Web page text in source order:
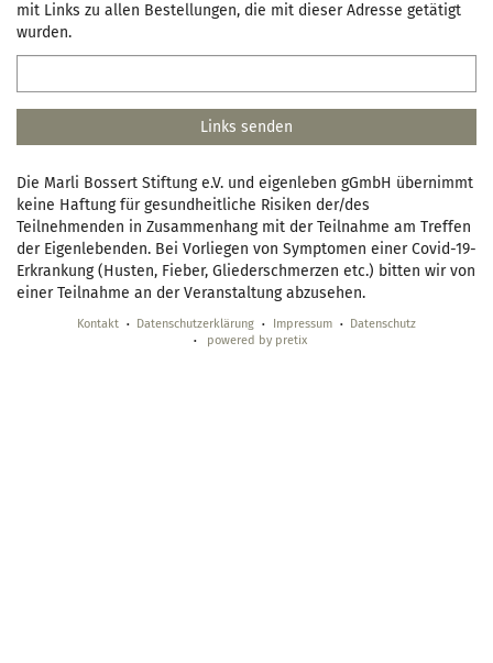
mit Links zu allen Bestellungen, die mit dieser Adresse getätigt
wurden.
Links senden
Die Marli Bossert Stiftung e.V. und eigenleben gGmbH übernimmt
keine Haftung für gesundheitliche Risiken der/des
Teilnehmenden in Zusammenhang mit der Teilnahme am Treffen
der Eigenlebenden. Bei Vorliegen von Symptomen einer Covid-19-
Erkrankung (Husten, Fieber, Gliederschmerzen etc.) bitten wir von
einer Teilnahme an der Veranstaltung abzusehen.
Kontakt Datenschutzerklärung Impressum
Datenschutz
powered by pretix